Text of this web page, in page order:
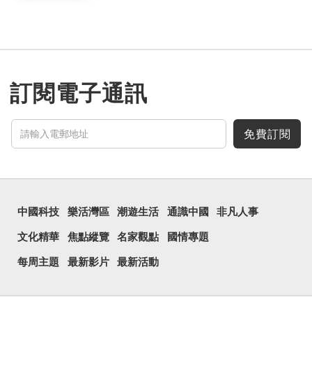
訂閱電子通訊
免費訂閱
中國科技 樂活灣區 潮遊生活 通識中國 非凡人事
文化精華 焦點縱覽 名家觀點 國情專題
每周主題 最新影片 最新活動